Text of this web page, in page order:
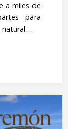
a miles de
para
natural …